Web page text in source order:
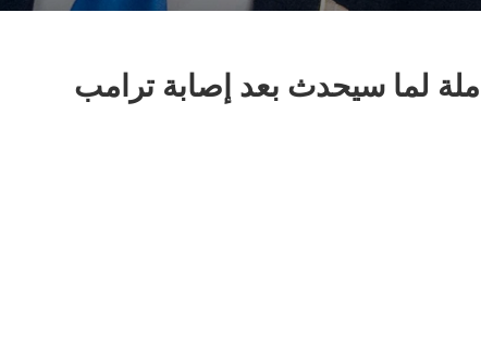
لما سيحدث بعد إصابة ترامب